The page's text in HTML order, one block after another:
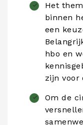
Het
binnen
een
hbo en
zijn voor
Om de